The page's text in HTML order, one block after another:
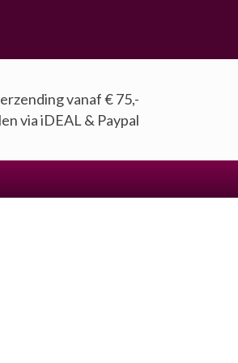
vanaf € 75,-
via iDEAL & Paypal